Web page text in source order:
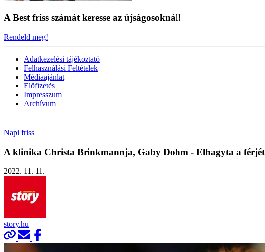
A Best friss számát keresse az újságosoknál!
Rendeld meg!
Adatkezelési tájékoztató
Felhasználási Feltételek
Médiaajánlat
Előfizetés
Impresszum
Archívum
Napi friss
A klinika Christa Brinkmannja, Gaby Dohm - Elhagyta a férjét
2022. 11. 11.
story.hu